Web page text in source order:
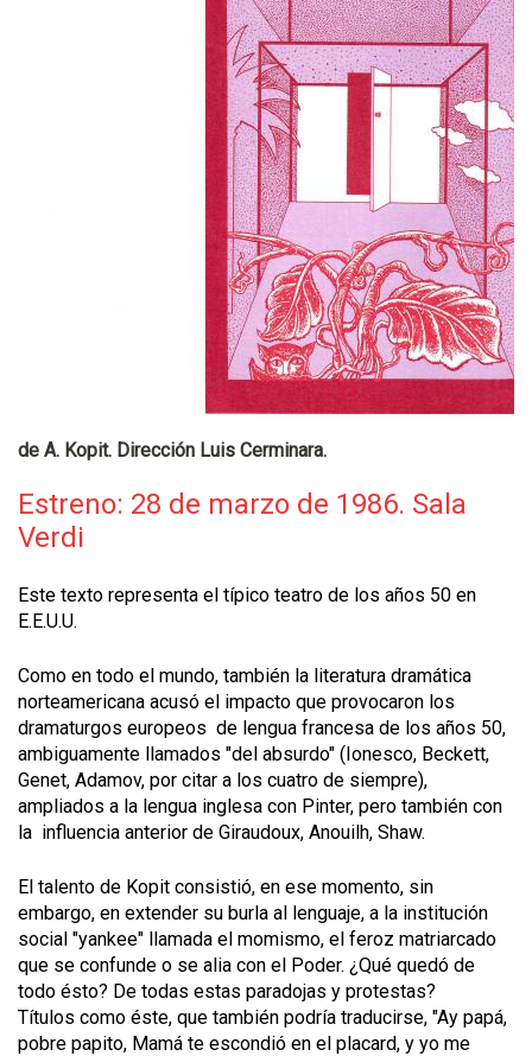
de A. Kopit. Dirección Luis Cerminara.
Estreno: 28 de marzo de 1986. Sala
Verdi
Este texto representa el típico teatro de los años 50 en
E.E.U.U.
Como en todo el mundo, también la literatura dramática
norteamericana acusó el impacto que provocaron los
dramaturgos europeos de lengua francesa de los años 50,
ambiguamente llamados "del absurdo" (Ionesco, Beckett,
Genet, Adamov, por citar a los cuatro de siempre),
ampliados a la lengua inglesa con Pinter, pero también con
la influencia anterior de Giraudoux, Anouilh, Shaw.
El talento de Kopit consistió, en ese momento, sin
embargo, en extender su burla al lenguaje, a la institución
social "yankee" llamada el momismo, el feroz matriarcado
que se confunde o se alia con el Poder. ¿Qué quedó de
todo ésto? De todas estas paradojas y protestas?
Títulos como éste, que también podría traducirse, "Ay papá,
pobre papito, Mamá te escondió en el placard, y yo me